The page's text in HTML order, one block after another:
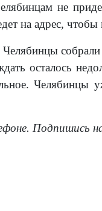
не
на адрес, чтобы
осталось
Челябинцы
Подпишись